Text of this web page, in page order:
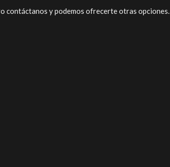
contáctanos y podemos ofrecerte otras opciones.